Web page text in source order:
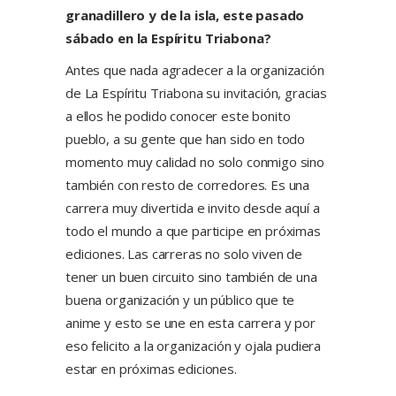
granadillero y de la isla, este pasado
sábado en la Espíritu Triabona?
Antes que nada agradecer a la organización
de La Espíritu Triabona su invitación, gracias
a ellos he podido conocer este bonito
pueblo, a su gente que han sido en todo
momento muy calidad no solo conmigo sino
también con resto de corredores. Es una
carrera muy divertida e invito desde aquí a
todo el mundo a que participe en próximas
ediciones. Las carreras no solo viven de
tener un buen circuito sino también de una
buena organización y un público que te
anime y esto se une en esta carrera y por
eso felicito a la organización y ojala pudiera
estar en próximas ediciones.